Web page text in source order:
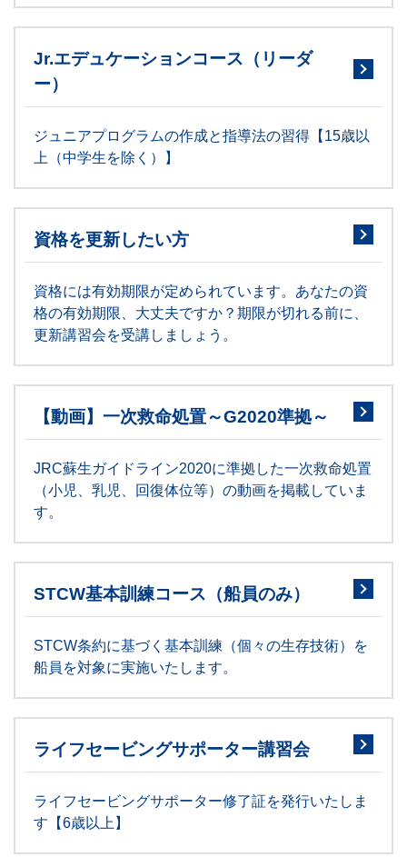
Jr.エデュケーションコース（リーダ
ー）
ジュニアプログラムの作成と指導法の習得【15歳以
上（中学生を除く）】
資格を更新したい方
資格には有効期限が定められています。あなたの資
格の有効期限、大丈夫ですか？期限が切れる前に、
更新講習会を受講しましょう。
【動画】一次救命処置～G2020準拠～
JRC蘇生ガイドライン2020に準拠した一次救命処置
（小児、乳児、回復体位等）の動画を掲載していま
す。
STCW基本訓練コース（船員のみ）
STCW条約に基づく基本訓練（個々の生存技術）を
船員を対象に実施いたします。
ライフセービングサポーター講習会
ライフセービングサポーター修了証を発行いたしま
す【6歳以上】